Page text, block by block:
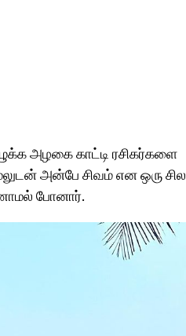
அழகை காட்டி ரசிகர்களை
அன்பே சிவம் என ஒரு சில
போனார்.